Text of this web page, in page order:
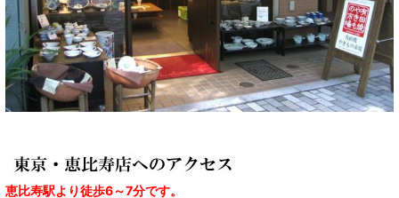
恵比寿駅より徒歩6～7分です。